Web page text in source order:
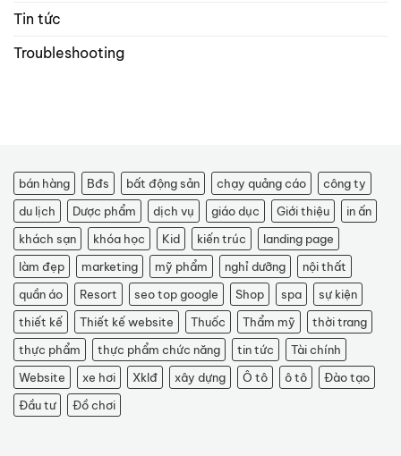
Tin tức
Troubleshooting
bán hàng Bđs bất động sản chạy quảng cáo
công ty
du lịch
Dược phẩm dịch vụ giáo dục Giới thiệu
in ấn
khách sạn
khóa học Kid kiến trúc
landing page
làm đẹp
marketing mỹ phẩm nghỉ dưỡng
nội thất
quần áo
Resort seo top google Shop spa
sự kiện
thiết kế
Thiết kế website Thuốc Thẩm mỹ
thời trang
thực phẩm
thực phẩm chức năng tin tức
Tài chính
Website
xe hơi Xklđ xây dựng Ô tô ô tô
Đào tạo
Đầu tư
Đồ chơi